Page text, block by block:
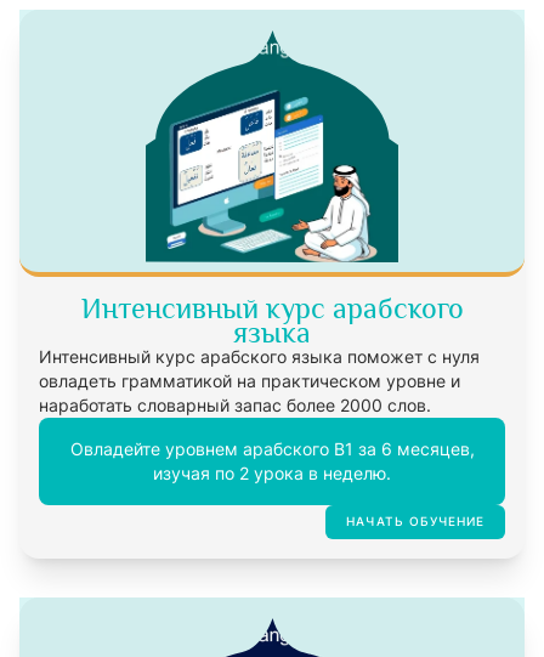
Интенсивный курс арабского
языка
Интенсивный курс арабского языка поможет с нуля
овладеть грамматикой на практическом уровне и
наработать словарный запас более 2000 слов.
Овладейте уровнем арабского B1 за 6 месяцев,
изучая по 2 урока в неделю.
НАЧАТЬ ОБУЧЕНИЕ